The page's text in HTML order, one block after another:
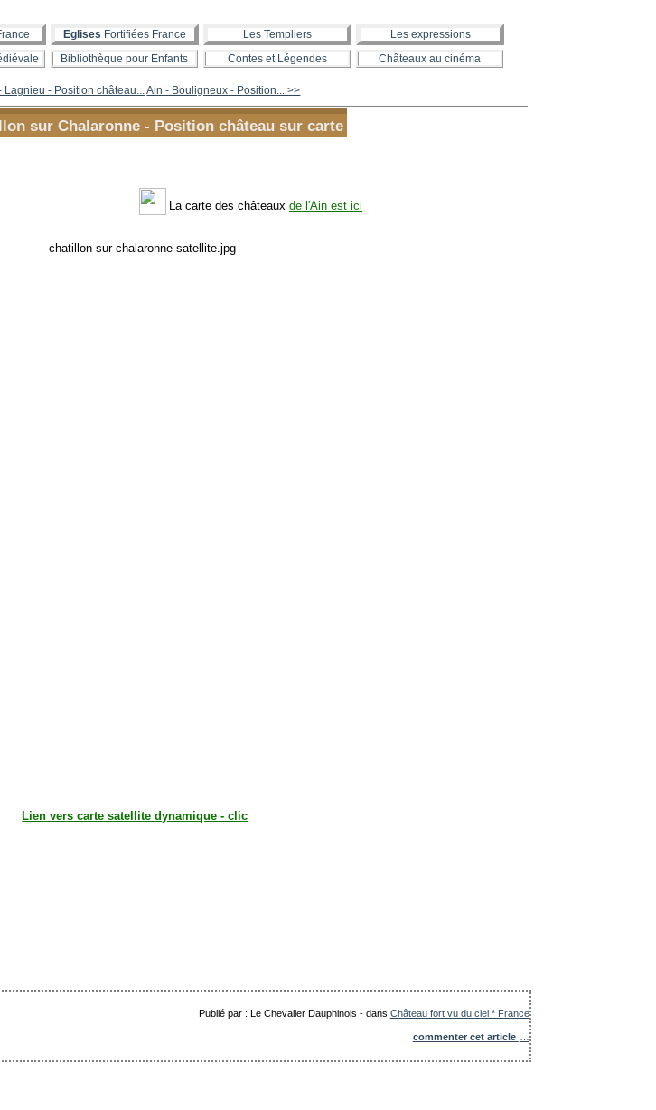
Eglises Fortifiées France Les Templiers
Les expressions
Bibliothèque pour Enfants Contes et Légendes Châteaux au cinéma
Lagnieu - Position château...Ain - Bouligneux - Position... >>
sur Chalaronne - Position château sur carte
La carte des châteauxde l'Ain est ici
Lien vers carte satellite dynamique - clic
Publié par : Le Chevalier Dauphinois -dans Château fort vu du ciel * France
commenter cet article